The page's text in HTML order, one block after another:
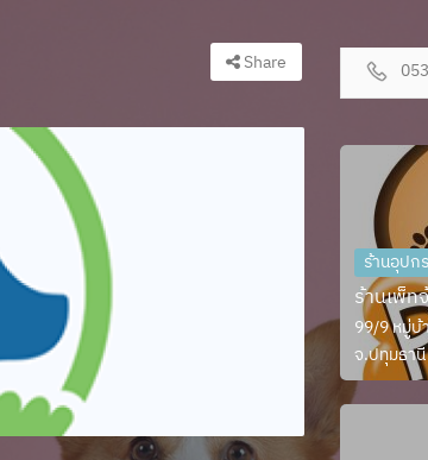
Share
ร้านอุปก
ร้านเพ็ท
99/9 หมู่บ้
จ.ปทุมธา